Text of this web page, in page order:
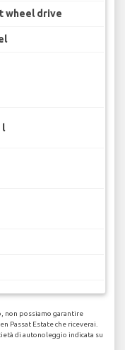
wheel drive
l
non possiamo garantire
Passat Estate che riceverai.
di autonoleggio indicata su